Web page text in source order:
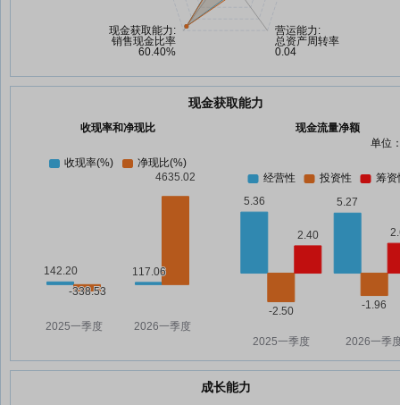
现金获取能力
收现率和净现比
现金流量净额
单位
成长能力